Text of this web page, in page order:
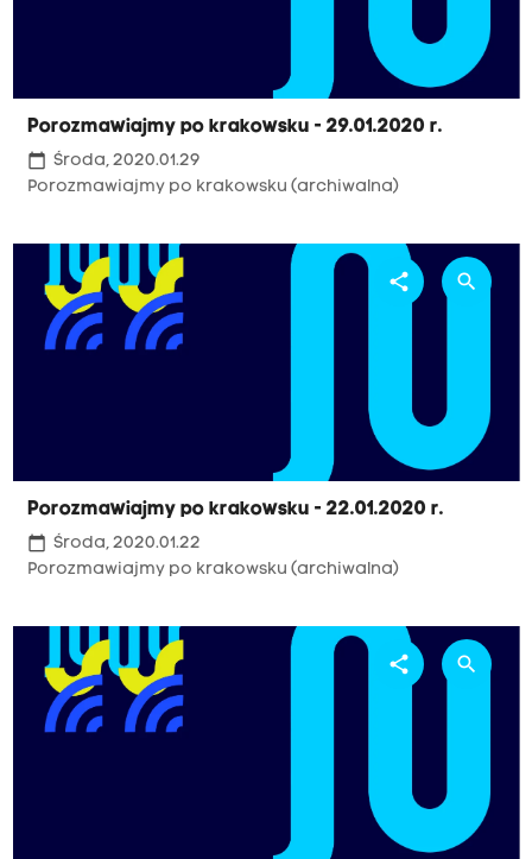
Porozmawiajmy po krakowsku - 29.01.2020 r.
calendar_today Środa, 2020.01.29
Porozmawiajmy po krakowsku (archiwalna)
Porozmawiajmy po krakowsku - 22.01.2020 r.
calendar_today Środa, 2020.01.22
Porozmawiajmy po krakowsku (archiwalna)
share search
share search